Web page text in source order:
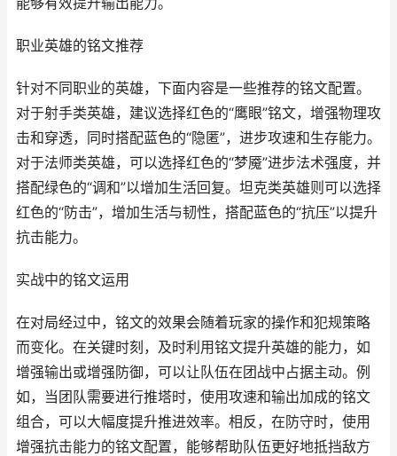
职业英雄的铭文推荐
针对不同职业的英雄，下面内容是一些推荐的铭文配置。
对于射手类英雄，建议选择红色的“鹰眼”铭文，增强物理攻
击和穿透，同时搭配蓝色的“隐匿”，进步攻速和生存能力。
对于法师类英雄，可以选择红色的“梦魇”进步法术强度，并
搭配绿色的“调和”以增加生活回复。坦克类英雄则可以选择
红色的“防击”，增加生活与韧性，搭配蓝色的“抗压”以提升
抗击能力。
实战中的铭文运用
在对局经过中，铭文的效果会随着玩家的操作和犯规策略
而变化。在关键时刻，及时利用铭文提升英雄的能力，如
增强输出或增强防御，可以让队伍在团战中占据主动。例
如，当团队需要进行推塔时，使用攻速和输出加成的铭文
组合，可以大幅度提升推进效率。相反，在防守时，使用
增强抗击能力的铭文配置，能够帮助队伍更好地抵挡敌方